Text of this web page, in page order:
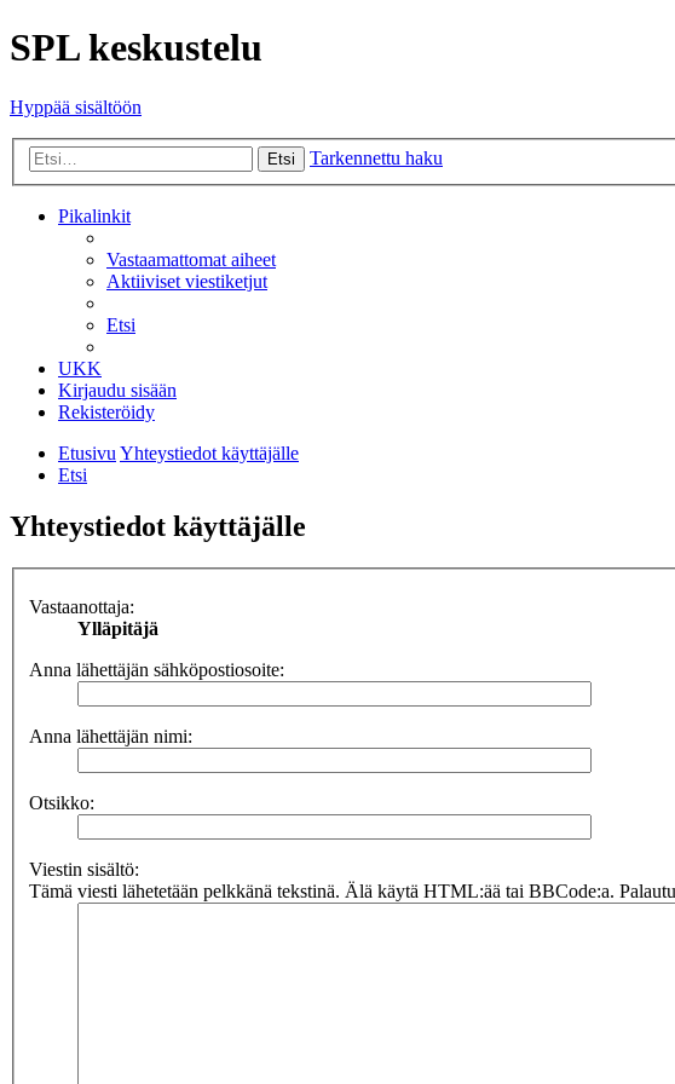
SPL keskustelu
Hyppää sisältöön
Etsi Tarkennettu haku
Pikalinkit
Vastaamattomat aiheet
Aktiiviset viestiketjut
Etsi
UKK
Kirjaudu sisään
Rekisteröidy
EtusivuYhteystiedot käyttäjälle
Etsi
Yhteystiedot käyttäjälle
Vastaanottaja:
Ylläpitäjä
Anna lähettäjän sähköpostiosoite:
Anna lähettäjän nimi:
Otsikko:
Viestin sisältö:
Tämä viesti lähetetään pelkkänä tekstinä. Älä käytä HTML:ää tai BBCode:a.